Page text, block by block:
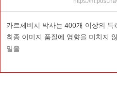
카르체비치 박사는 400개 이상의 특
최종 이미지 품질에 영향을 미치지
일을